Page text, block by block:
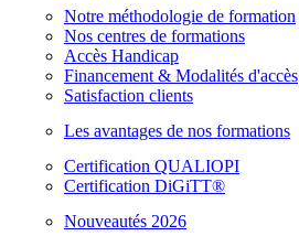
Notre méthodologie de formation
Nos centres de formations
Accès Handicap
Financement & Modalités d'accès
Satisfaction clients
Les avantages de nos formations
Certification QUALIOPI
Certification DiGiTT®
Nouveautés 2026